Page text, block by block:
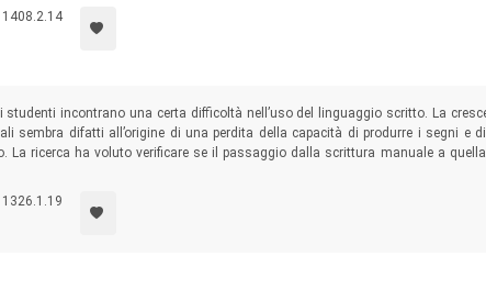
1408.2.14
studenti incontrano una certa difficoltà nell’uso del linguaggio scritto. La
sembra difatti all’origine di una perdita della capacità di produrre i segni e
La ricerca ha voluto verificare se il passaggio dalla scrittura manuale a
non comportasse perdite nella qualità delle operazioni mentali
1326.1.19